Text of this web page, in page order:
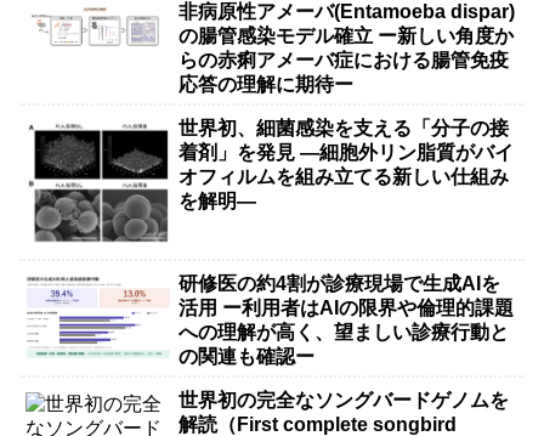
非病原性アメーバ(Entamoeba dispar)
の腸管感染モデル確立 ー新しい角度か
らの赤痢アメーバ症における腸管免疫
応答の理解に期待ー
世界初、細菌感染を支える「分子の接
着剤」を発見 ―細胞外リン脂質がバイ
オフィルムを組み立てる新しい仕組み
を解明―
研修医の約4割が診療現場で生成AIを
活用 ー利用者はAIの限界や倫理的課題
への理解が高く、望ましい診療行動と
の関連も確認ー
世界初の完全なソングバードゲノムを
解読（First complete songbird